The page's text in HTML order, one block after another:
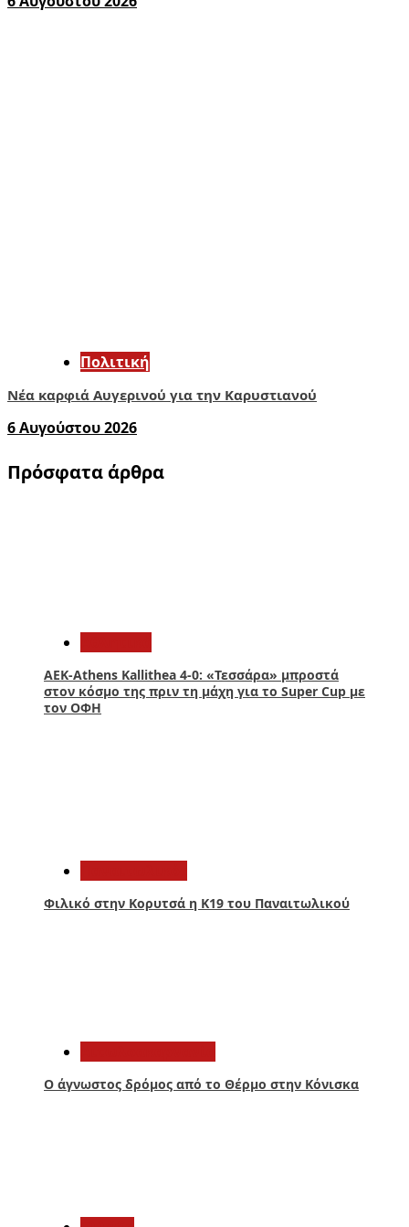
Πολιτική
Νέα καρφιά Αυγερινού για την Καρυστιανού
6 Αυγούστου 2026
Πρόσφατα άρθρα
ΑΕΚ-Athens Kallithea 4-0: «Τεσσάρα» μπροστά
στον κόσμο της πριν τη μάχη για το Super Cup με
τον ΟΦΗ
Φιλικό στην Κορυτσά η Κ19 του Παναιτωλικού
Ο άγνωστος δρόμος από το Θέρμο στην Κόνισκα